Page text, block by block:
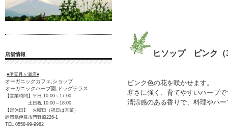
ヒソップ ピンク（
ピンク色の花を咲かせます。
寒さに強く、育てやすいハーブで
清涼感のある香りで、料理やハ
店舗情報
●伊豆月ヶ瀬店●
オーガニックカフェ,ショップ
オーガニックハーブ園,ドッグテラス
【営業時間】平日 10:00～17:00
土日祝 10:00～18:00
【定休日】 火曜日（祝日は営業）
静岡県伊豆市門野原226-1
TEL 0558-99-9982